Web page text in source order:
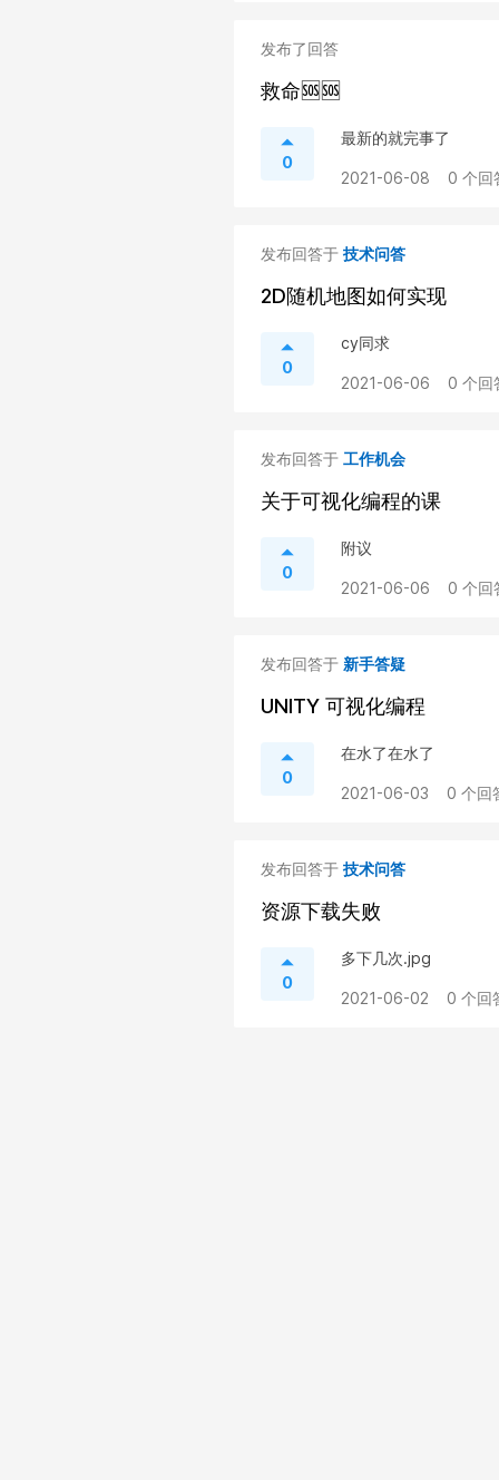
发布了回答
救命🆘🆘
0
最新的就完事了
2021-06-08 0 个回
发布回答于 技术问答
2D随机地图如何实现
0
cy同求
2021-06-06 0 个回
发布回答于 工作机会
关于可视化编程的课
0
附议
2021-06-06 0 个回
发布回答于 新手答疑
UNITY 可视化编程
0
在水了在水了
2021-06-03 0 个回
发布回答于 技术问答
资源下载失败
0
多下几次.jpg
2021-06-02 0 个回